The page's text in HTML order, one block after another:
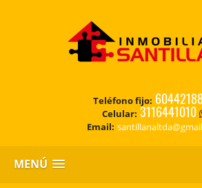
Teléfono fijo:
Celular: 3116441010
Email:
MENÚ